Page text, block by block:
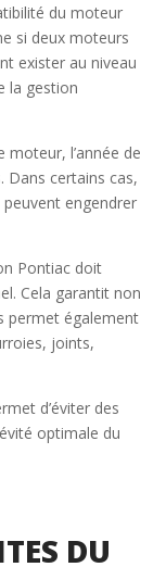
du moteur
si deux moteurs
exister au niveau
la gestion
moteur, l’année de
Dans certains cas,
engendrer
Pontiac doit
Cela garantit non
permet également
joints,
d’éviter des
optimale du
DU